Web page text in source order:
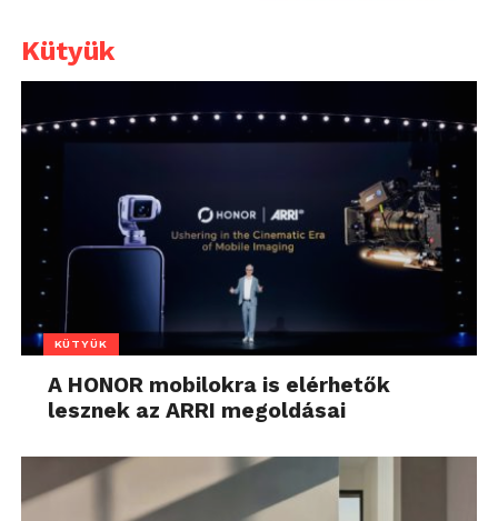
Kütyük
KÜTYÜK
A HONOR mobilokra is elérhetők
lesznek az ARRI megoldásai